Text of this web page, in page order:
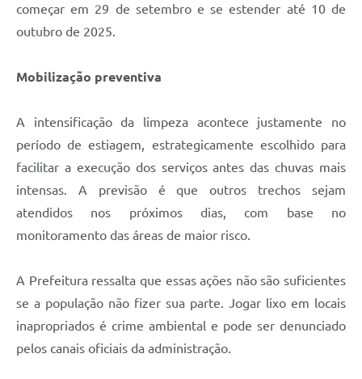
começar em 29 de setembro e se estender até 10 de
outubro de 2025.
Mobilização preventiva
A intensificação da limpeza acontece justamente no
período de estiagem, estrategicamente escolhido para
facilitar a execução dos serviços antes das chuvas mais
intensas. A previsão é que outros trechos sejam
atendidos nos próximos dias, com base no
monitoramento das áreas de maior risco.
A Prefeitura ressalta que essas ações não são suficientes
se a população não fizer sua parte. Jogar lixo em locais
inapropriados é crime ambiental e pode ser denunciado
pelos canais oficiais da administração.